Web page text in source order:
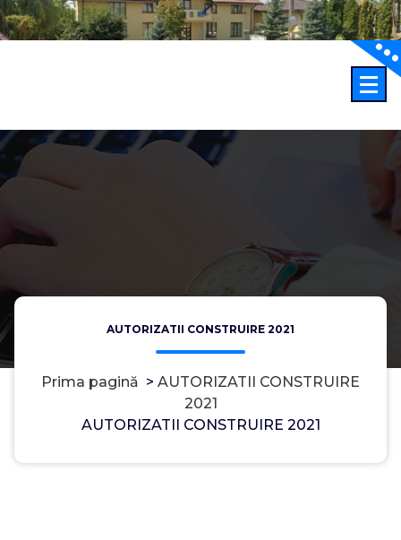
Sari
la
AUTORIZATII CONSTRUIRE 2021
Prima pagină > AUTORIZATII CONSTRUIRE
2021
AUTORIZATII CONSTRUIRE 2021